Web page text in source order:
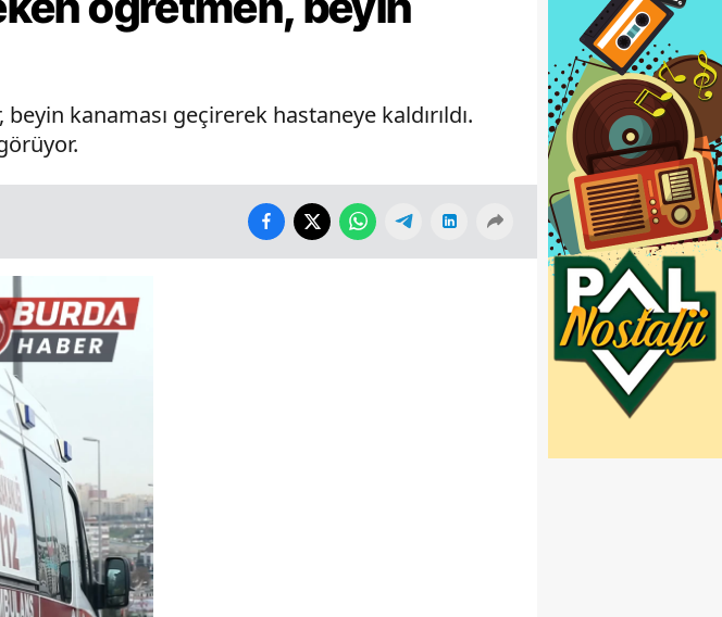
kanaması geçirerek hastaneye kaldırıldı.